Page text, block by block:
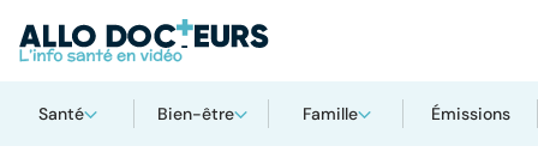
Santé Bien-être Famille Émissions